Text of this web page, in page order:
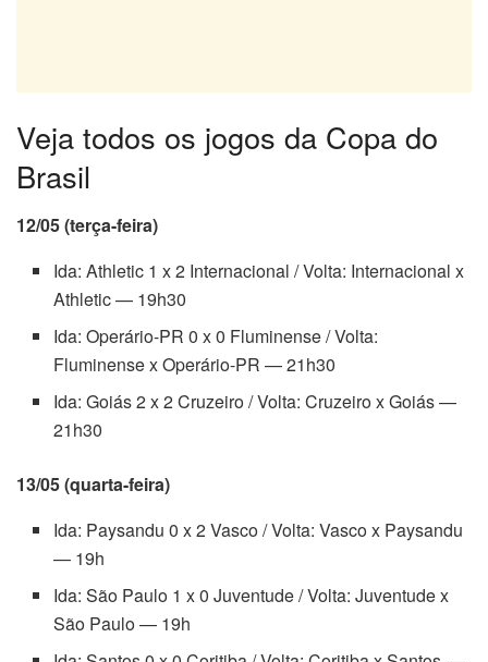
Veja todos os jogos da Copa do
Brasil
12/05 (terça-feira)
Ida: Athletic 1 x 2 Internacional / Volta: Internacional x
Athletic — 19h30
Ida: Operário-PR 0 x 0 Fluminense / Volta:
Fluminense x Operário-PR — 21h30
Ida: Goiás 2 x 2 Cruzeiro / Volta: Cruzeiro x Goiás —
21h30
13/05 (quarta-feira)
Ida: Paysandu 0 x 2 Vasco / Volta: Vasco x Paysandu
— 19h
Ida: São Paulo 1 x 0 Juventude / Volta: Juventude x
São Paulo — 19h